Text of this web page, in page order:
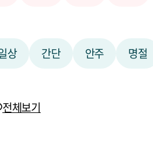
상 간단 안주
명절
전체보기